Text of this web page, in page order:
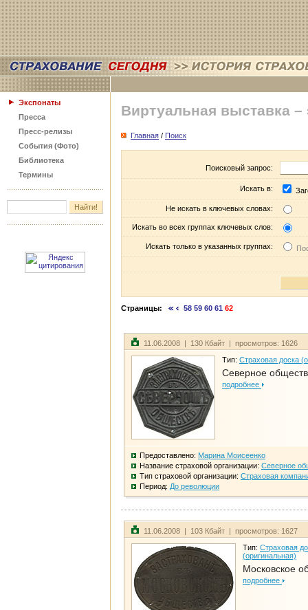
Экспонаты
Пресса
Пресс-релизы
События (Фото)
Библиотека
Термины
Виртуальная выставка –
Главная / Поиск
Поисковый запрос:
Искать в:
Не искать в ключевых словах:
Искать во всех группах ключевых слов:
Искать только в указанных группах:
Страницы: 58 59 60 61 62
11.06.2008 | 130 Кбайт | просмотров: 1626
Тип: Страховая доска
Северное
подробнее
Предоставлено: Марина Моисеенко
Название страховой организации: Северное
Тип страховой организации: Страховая
Период: До революции
11.06.2008 | 103 Кбайт | просмотров: 1627
Тип: Страховая
(оригинальная)
Московское
подробнее